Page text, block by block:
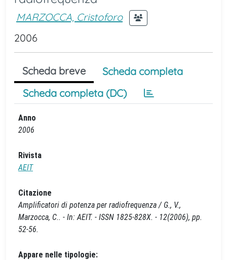
MARZOCCA, Cristoforo
2006
Scheda breve
Scheda completa
Scheda completa (DC)
Anno
2006
Rivista
AEIT
Citazione
Amplificatori di potenza per radiofrequenza / G., V.,
Marzocca, C.. - In: AEIT. - ISSN 1825-828X. - 12(2006), pp.
52-56.
Appare nelle tipologie: